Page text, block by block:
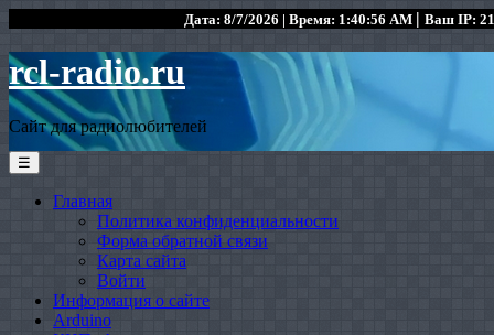
Дата: 8/7/2026 | Время: 1:40:56 AM | Ваш IP:
rcl-radio.ru
Сайт для радиолюбителей
☰
Главная
Политика конфиденциальности
Форма обратной связи
Карта сайта
Войти
Информация о сайте
Arduino